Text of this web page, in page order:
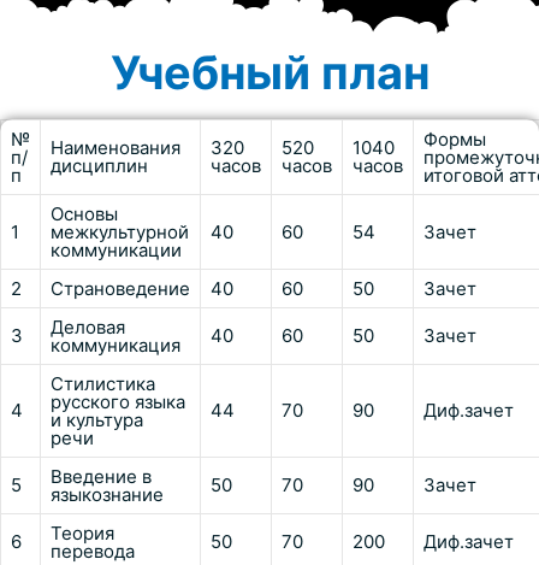
Учебный план
№
п/
п
Наименования
дисциплин
320
часов
520
часов
1040
часов
Формы
итоговой
1
Основы
межкультурной
коммуникации
40 60 54 Зачет
2 Страноведение 40 60 50 Зачет
3 Деловая
коммуникация 40 60 50 Зачет
4
Стилистика
русского языка
и культура
речи
44 70 90 Диф.зачет
5 Введение в
языкознание 50 70 90 Зачет
6 Теория
перевода 50 70 200 Диф.зачет